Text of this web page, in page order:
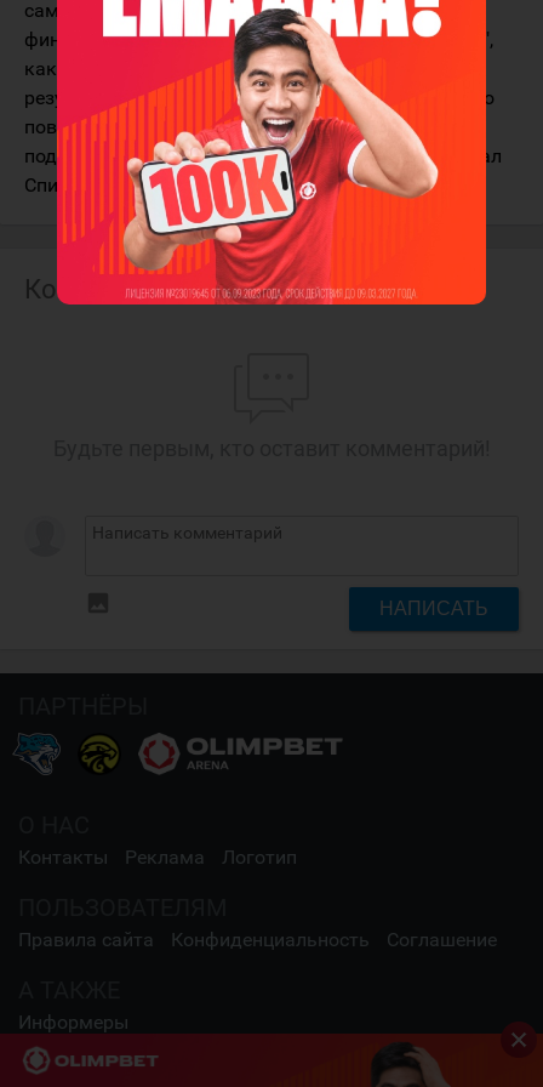
самим. Но жизнь не останавливается после
финальной сирены, и результат матча с "Барысом",
каким бы он ни был, останется всего лишь
результатом в одном отдельно взятом матче. Зато
повышенное внимание к нашему звену должно
подстегнуть нас показать хорошую игру", – написал
Спиридонов в своём блоге на "БелТА" .
Комментарии
НАПИСАТЬ
Контакты Реклама Логотип
Правила сайта Конфиденциальность Соглашение
Информеры
СОЦИАЛЬНЫЕ СЕТИ